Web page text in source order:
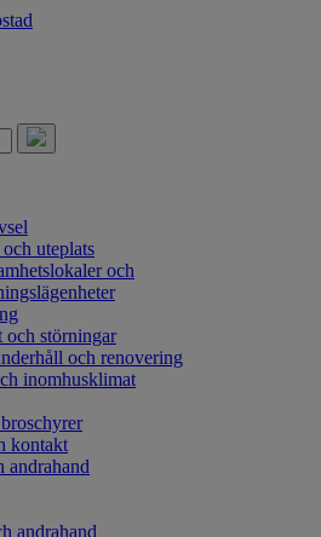
uteplats
och
och störningar
och renovering
inomhusklimat
kontakt
andrahand
andrahand